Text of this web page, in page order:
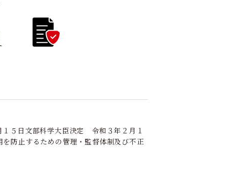
１５日文部科学大臣決定 令和３年２月１
防止するための管理・監督体制及び不正